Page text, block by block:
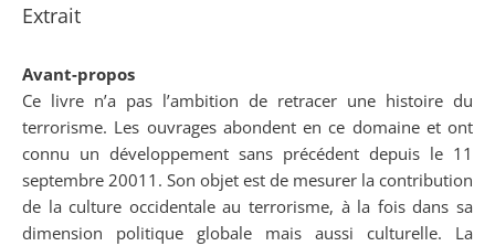
Extrait
Avant-propos
Ce livre n’a pas l’ambition de retracer une histoire du
terrorisme. Les ouvrages abondent en ce domaine et ont
connu un développement sans précédent depuis le 11
septembre 20011. Son objet est de mesurer la contribution
de la culture occidentale au terrorisme, à la fois dans sa
dimension politique globale mais aussi culturelle. La